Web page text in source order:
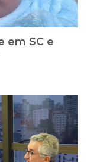
em SC e